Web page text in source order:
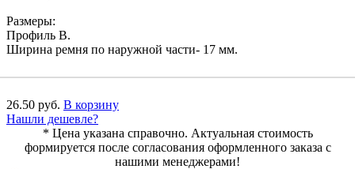
Размеры:
Профиль В.
Ширина ремня по наружной части- 17 мм.
26.50 руб. В корзину
Нашли дешевле?
* Цена указана справочно. Актуальная стоимость
формируется после согласования оформленного заказа с
нашими менеджерами!